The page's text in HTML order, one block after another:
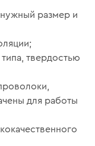
размер и
твердостью
для работы